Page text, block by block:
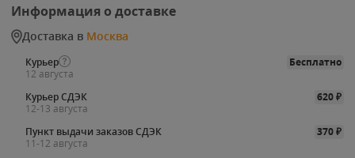
Информация о доставке
Доставка в Москва
Курьер
Бесплатно
12 августа
Курьер СДЭК
620₽
12-13 августа
Пункт выдачи заказов СДЭК
370₽
11-12 августа